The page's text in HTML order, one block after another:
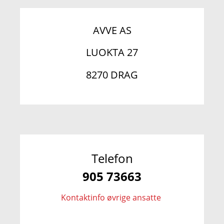
AVVE AS
LUOKTA 27
8270 DRAG
Telefon
905 73663
Kontaktinfo øvrige ansatte